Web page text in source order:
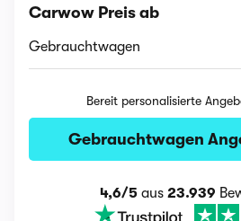
Carwow Preis ab
Gebrauchtwagen
Bereit personalisierte
Gebrauchtwagen
4,6/5 aus 23.939